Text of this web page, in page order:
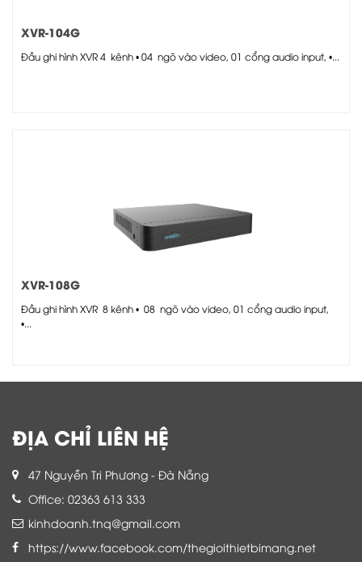
XVR-104G
Đầu ghi hình XVR 4 kênh • 04 ngõ vào video, 01 cổng audio input, •...
XVR-108G
Đầu ghi hình XVR 8 kênh • 08 ngõ vào video, 01 cổng audio input,
•...
ĐỊA CHỈ LIÊN HỆ
47 Nguyễn Tri Phương - Đà Nẵng
Office: 02363 613 333
kinhdoanh.tnq@gmail.com
https://www.facebook.com/thegioithietbimang.net